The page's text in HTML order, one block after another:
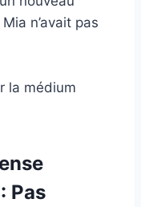
n’avait pas
la médium
Pas